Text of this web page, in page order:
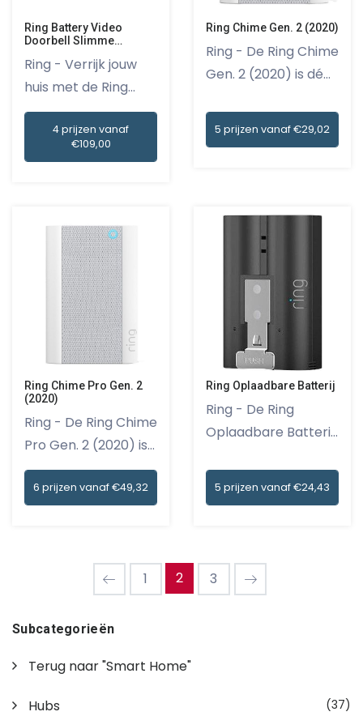
Ring Battery Video
Doorbell Slimme
Ring - Verrijk jouw
huis met de Ring
Batter...
4 prijzen vanaf
€109,00
Ring Chime Gen. 2 (2020)
Ring - De Ring Chime
Gen. 2 (2020) is dé
5 prijzen vanaf €29,02
Ring Chime Pro Gen. 2
(2020)
Ring - De Ring Chime
Pro Gen. 2 (2020) is
h...
6 prijzen vanaf €49,32
Ring Oplaadbare Batterij
Ring - De Ring
Oplaadbare Batterij:
5 prijzen vanaf €24,43
1 2 3
Subcategorieën
Terug naar "Smart Home"
Hubs (37)